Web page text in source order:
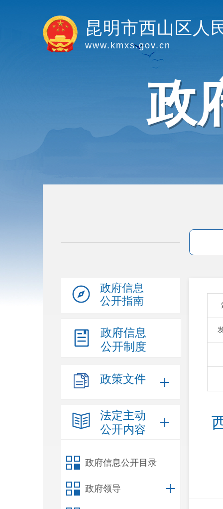
昆明市西山区人
www.kmxs.gov.cn
政
政府信息
公开指南
政府信息
公开制度
政策文件
法定主动
公开内容
政府信息公开目录
政府领导